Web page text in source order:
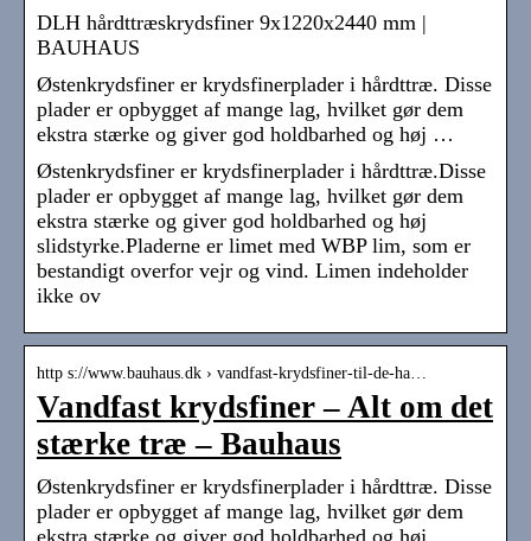
DLH hårdttræskrydsfiner 9x1220x2440 mm |
BAUHAUS
Østenkrydsfiner er krydsfinerplader i hårdttræ. Disse
plader er opbygget af mange lag, hvilket gør dem
ekstra stærke og giver god holdbarhed og høj …
Østenkrydsfiner er krydsfinerplader i hårdttræ.Disse
plader er opbygget af mange lag, hvilket gør dem
ekstra stærke og giver god holdbarhed og høj
slidstyrke.Pladerne er limet med WBP lim, som er
bestandigt overfor vejr og vind. Limen indeholder
ikke ov
http s://www.bauhaus.dk › vandfast-krydsfiner-til-de-ha…
Vandfast krydsfiner – Alt om det
stærke træ – Bauhaus
Østenkrydsfiner er krydsfinerplader i hårdttræ. Disse
plader er opbygget af mange lag, hvilket gør dem